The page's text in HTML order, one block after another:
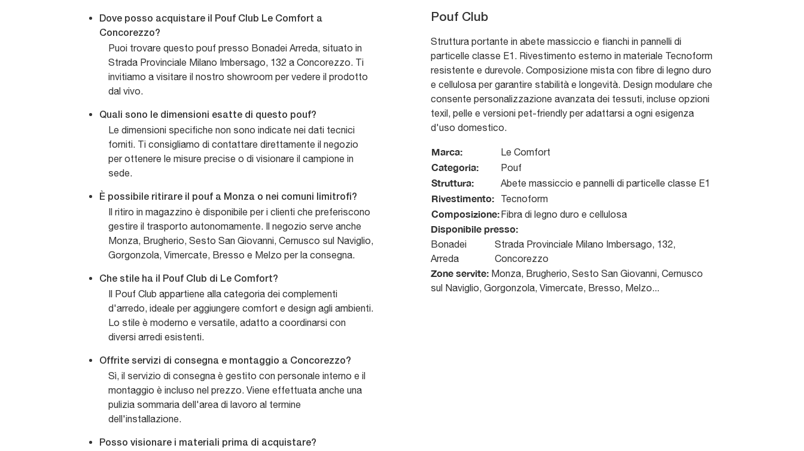
Dove posso acquistare il Pouf Club Le Comfort a
Concorezzo?
Puoi trovare questo pouf presso Bonadei Arreda, situato in
Strada Provinciale Milano Imbersago, 132 a Concorezzo. Ti
invitiamo a visitare il nostro showroom per vedere il prodotto
dal vivo.
Quali sono le dimensioni esatte di questo pouf?
Le dimensioni specifiche non sono indicate nei dati tecnici
forniti. Ti consigliamo di contattare direttamente il negozio
per ottenere le misure precise o di visionare il campione in
sede.
È possibile ritirare il pouf a Monza o nei comuni limitrofi?
Il ritiro in magazzino è disponibile per i clienti che preferiscono
gestire il trasporto autonomamente. Il negozio serve anche
Monza, Brugherio, Sesto San Giovanni, Cernusco sul Naviglio,
Gorgonzola, Vimercate, Bresso e Melzo per la consegna.
Che stile ha il Pouf Club di Le Comfort?
Il Pouf Club appartiene alla categoria dei complementi
d'arredo, ideale per aggiungere comfort e design agli ambienti.
Lo stile è moderno e versatile, adatto a coordinarsi con
diversi arredi esistenti.
Offrite servizi di consegna e montaggio a Concorezzo?
Sì, il servizio di consegna è gestito con personale interno e il
montaggio è incluso nel prezzo. Viene effettuata anche una
pulizia sommaria dell'area di lavoro al termine
dell'installazione.
Posso visionare i materiali prima di acquistare?
Pouf Club
Struttura portante in abete massiccio e fianchi in pannelli di
particelle classe E1. Rivestimento esterno in materiale Tecnoform
resistente e durevole. Composizione mista con fibre di legno duro
e cellulosa per garantire stabilità e longevità. Design modulare che
consente personalizzazione avanzata dei tessuti, incluse opzioni
texil, pelle e versioni pet-friendly per adattarsi a ogni esigenza
d'uso domestico.
Marca: Le Comfort
Categoria: Pouf
Struttura: Abete massiccio e pannelli di particelle classe E1
Rivestimento: Tecnoform
Composizione:Fibra di legno duro e cellulosa
Disponibile presso:
Bonadei
Arreda
Strada Provinciale Milano Imbersago, 132
Concorezzo
Zone servite: Monza, Brugherio, Sesto San Giovanni, Cernusco
sul Naviglio, Gorgonzola, Vimercate, Bresso, Melzo...